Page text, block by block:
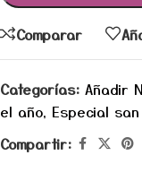
Comparar
Categorías: Añadir
el año, Especial
Compartir: